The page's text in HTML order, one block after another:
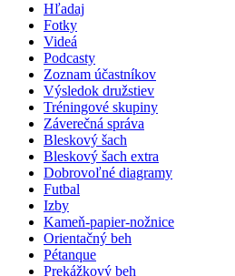
Hľadaj
Fotky
Videá
Podcasty
Zoznam účastníkov
Výsledok družstiev
Tréningové skupiny
Záverečná správa
Bleskový šach
Bleskový šach extra
Dobrovoľné diagramy
Futbal
Izby
Kameň-papier-nožnice
Orientačný beh
Pétanque
Prekážkový beh